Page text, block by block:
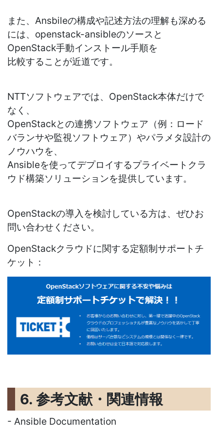
また、Ansbileの構成や記述方法の理解も深める
には、openstack-ansibleのソースと
OpenStack手動インストール手順を
比較することが近道です。
NTTソフトウェアでは、OpenStack本体だけで
なく、
OpenStackとの連携ソフトウェア（例：ロード
バランサや監視ソフトウェア）やパラメタ設計の
ノウハウを、
Ansibleを使ってデプロイするプライベートクラ
ウド構築ソリューションを提供しています。
OpenStackの導入を検討している方は、ぜひお
問い合わせください。
OpenStackクラウドに関する定額制サポートチ
ケット：
6. 参考文献・関連情報
- Ansible Documentation